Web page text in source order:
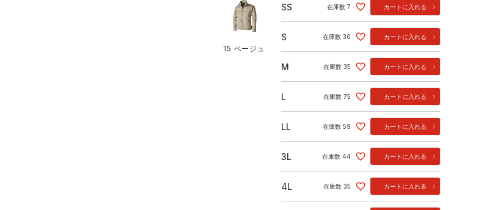
15 ベージュ
SS 在庫数 7 カートに入れる
S 在庫数 30 カートに入れる
M 在庫数 35 カートに入れる
L 在庫数 75 カートに入れる
LL 在庫数 59 カートに入れる
3L 在庫数 44 カートに入れる
4L 在庫数 35 カートに入れる